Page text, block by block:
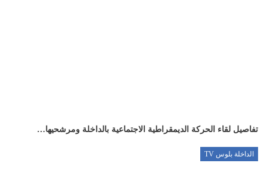
تفاصيل لقاء الحركة الديمقراطية الاجتماعية بالداخلة ومرشحيها…
الداخلة بلوس TV